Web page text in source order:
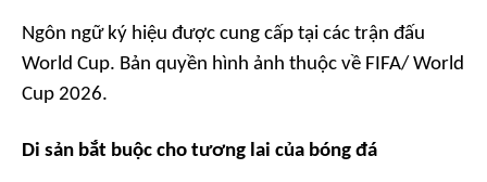
Ngôn ngữ ký hiệu được cung cấp tại các trận đấu
World Cup. Bản quyền hình ảnh thuộc về FIFA/ World
Cup 2026.
Di sản bắt buộc cho tương lai của bóng đá